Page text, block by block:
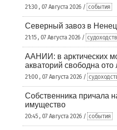
21:30 , 07 Августа 2026 / события
Северный завоз в
21:15 , 07 Августа 2026 /
ААНИИ: в арктических
акваторий свободна ото
21:00 , 07 Августа 2026 /
Собственника причала
имущество
20:45 , 07 Августа 2026 / события